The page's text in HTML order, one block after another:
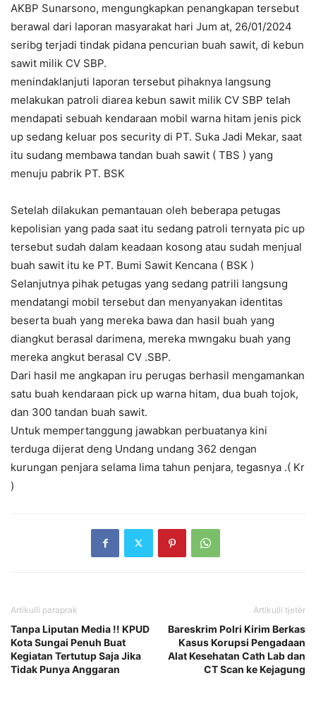
AKBP Sunarsono, mengungkapkan penangkapan tersebut
berawal dari laporan masyarakat hari Jum at, 26/01/2024
seribg terjadi tindak pidana pencurian buah sawit, di kebun
sawit milik CV SBP.
menindaklanjuti laporan tersebut pihaknya langsung
melakukan patroli diarea kebun sawit milik CV SBP telah
mendapati sebuah kendaraan mobil warna hitam jenis pick
up sedang keluar pos security di PT. Suka Jadi Mekar, saat
itu sudang membawa tandan buah sawit ( TBS ) yang
menuju pabrik PT. BSK
Setelah dilakukan pemantauan oleh beberapa petugas
kepolisian yang pada saat itu sedang patroli ternyata pic up
tersebut sudah dalam keadaan kosong atau sudah menjual
buah sawit itu ke PT. Bumi Sawit Kencana ( BSK )
Selanjutnya pihak petugas yang sedang patrili langsung
mendatangi mobil tersebut dan menyanyakan identitas
beserta buah yang mereka bawa dan hasil buah yang
diangkut berasal darimena, mereka mwngaku buah yang
mereka angkut berasal CV .SBP.
Dari hasil me angkapan iru perugas berhasil mengamankan
satu buah kendaraan pick up warna hitam, dua buah tojok,
dan 300 tandan buah sawit.
Untuk mempertanggung jawabkan perbuatanya kini
terduga dijerat deng Undang undang 362 dengan
kurungan penjara selama lima tahun penjara, tegasnya .( Kr
)
Artikulli paraprak
Tanpa Liputan Media !! KPUD
Kota Sungai Penuh Buat
Kegiatan Tertutup Saja Jika
Tidak Punya Anggaran
Artikulli tjetër
Bareskrim Polri Kirim Berkas
Kasus Korupsi Pengadaan
Alat Kesehatan Cath Lab dan
CT Scan ke Kejagung